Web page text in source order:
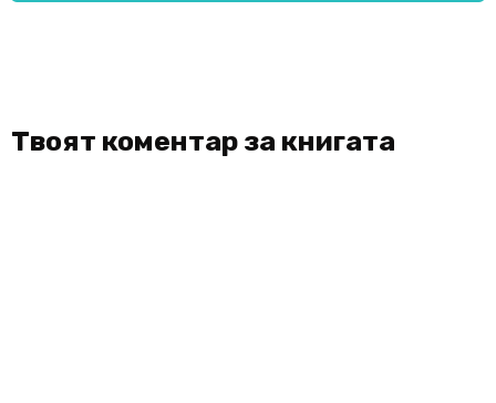
Твоят коментар за книгата